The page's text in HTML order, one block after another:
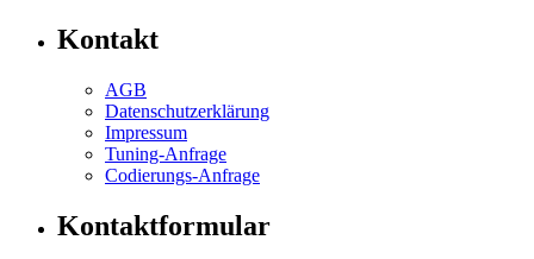
Kontakt
AGB
Datenschutzerklärung
Impressum
Tuning-Anfrage
Codierungs-Anfrage
Kontaktformular